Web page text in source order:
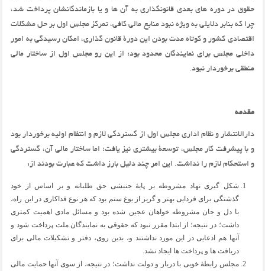
حقوق در دوره های بعدی قانونگذاری به آن ها و یا بازماندگانشان پرداخت شد،
چرا که بنابر دلایلی به ویژه نبود منابع مالی کافی، تمرکز مجلس اول بر حل مشکلات
اقتصادی کشور و کوتاه مدت بودن این دورۀ قانون گذاری، امکان رسیدگی به امور
داخلی مجلس برای نمایندگان محدود بود؛ از این رو مجلس اول از ساختار مالی
منطقی برخوردار نبود.
مقدمه
دارالانتشار و نظام اداری مجلس اول از گستردگی لازم و انتظام اولیه برخوردار بود
و با پیشرفت کار مجلس، توسعۀ بیشتری نیز یافت؛ اما ساختار مالی آن، گستردگی
و استحکام لازم را نداشت. این امر چند دلیل بارز داشت که عبارت بودند از:
شکل گیری نهاد مشروطه بر پایۀ جنبشی حق طلبانه و بر اساس از خود
گذشتگی برای فردایی بهتر و گریز از یوغ ستم بود که هر نوع فداکاری در این راه،
با دل و جان مشروطه خواهان عجین شده بود و مسائل مادی اهمیت کمتری
داشت؛ در نتیجه؛ از ابتدا مقرر نبود که حقوقی به نمایندگان ملت پرداخت شود و
آنها هم ادعایی در این مورد نداشتند و، بدین روی، دفتر و تشکیلات مالی برای
دریافت ها و پرداخت ها ایجاد نشد.
مجلس رابطۀ خوبی با دربار و دولت نداشت؛ در نتیجه، از سوی آنها حمایت مالی